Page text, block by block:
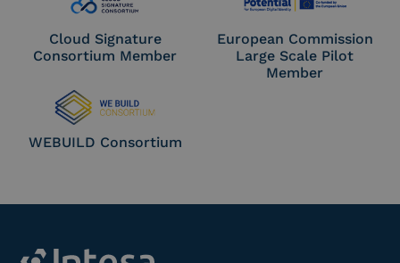
Cloud Signature
Consortium Member
European Commission
Large Scale Pilot
Member
WEBUILD Consortium